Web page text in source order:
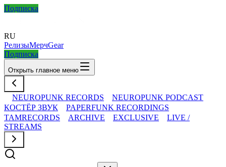
Подписка
RU
РелизыМерчGear
Подписка
Открыть главное меню
NEUROPUNK RECORDS
NEUROPUNK PODCAST
КОСТЁР ЗВУК
PAPERFUNK RECORDINGS
TAMRECORDS
ARCHIVE EXCLUSIVE
LIVE /
STREAMS